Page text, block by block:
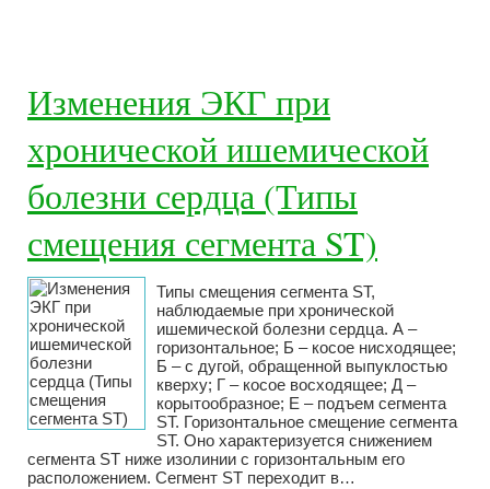
Изменения ЭКГ при
хронической ишемической
болезни сердца (Типы
смещения сегмента ST)
Типы смещения сегмента ST,
наблюдаемые при хронической
ишемической болезни сердца. А –
горизонтальное; Б – косое нисходящее;
Б – с дугой, обращенной выпуклостью
кверху; Г – косое восходящее; Д –
корытообразное; Е – подъем сегмента
ST. Горизонтальное смещение сегмента
ST. Оно характеризуется снижением
сегмента ST ниже изолинии с горизонтальным его
расположением. Сегмент ST переходит в…